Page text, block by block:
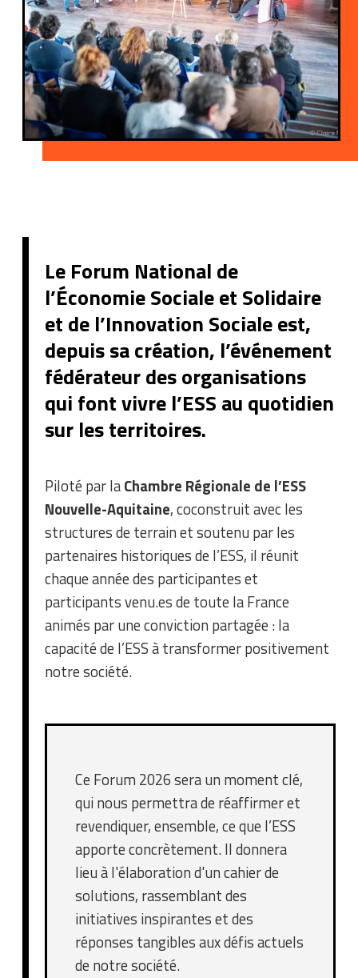
Le Forum National de
l’Économie Sociale et Solidaire
et de l’Innovation Sociale est,
depuis sa création, l’événement
fédérateur des organisations
qui font vivre l’ESS au quotidien
sur les territoires.
Piloté par laChambre Régionale de l’ESS
Nouvelle-Aquitaine, coconstruit avec les
structures de terrain et soutenu par les
partenaires historiques de l’ESS, il réunit
chaque année des participantes et
participants venu.es de toute la France
animés par une conviction partagée : la
capacité de l’ESS à transformer positivement
notre société.
Ce Forum 2026 sera un moment clé,
qui nous permettra de réaffirmer et
revendiquer, ensemble, ce que l’ESS
apporte concrètement. Il donnera
lieu à l'élaboration d'un cahier de
solutions, rassemblant des
initiatives inspirantes et des
réponses tangibles aux défis actuels
de notre société.